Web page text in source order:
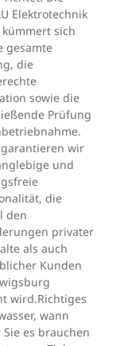
Elektrotechnik
kümmert sich
gesamte
die
sowie die
Prüfung
wir
und
die
den
privater
als auch
Kunden
wird.Richtiges
wann
es brauchen